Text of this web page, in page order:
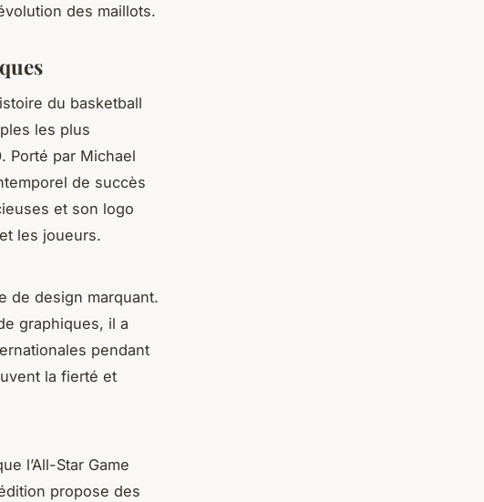
des maillots.
du basketball
les plus
. Porté par Michael
de succès
et son logo
les joueurs.
de design marquant.
graphiques, il a
pendant
la fierté et
l’All-Star Game
propose des